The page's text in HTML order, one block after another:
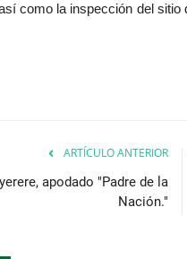
como la inspección del
ARTÍCULO ANTERIOR
apodado "Padre de la
Nación."